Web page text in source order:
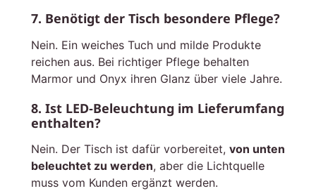
7. Benötigt der Tisch besondere Pflege?
Nein. Ein weiches Tuch und milde Produkte
reichen aus. Bei richtiger Pflege behalten
Marmor und Onyx ihren Glanz über viele Jahre.
8. Ist LED‑Beleuchtung im Lieferumfang
enthalten?
Nein. Der Tisch ist dafür vorbereitet, von unten
beleuchtet zu werden, aber die Lichtquelle
muss vom Kunden ergänzt werden.